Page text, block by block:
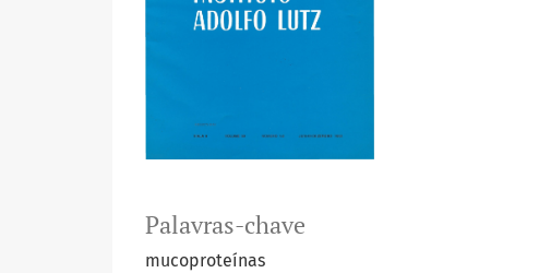
Palavras-chave
mucoproteínas